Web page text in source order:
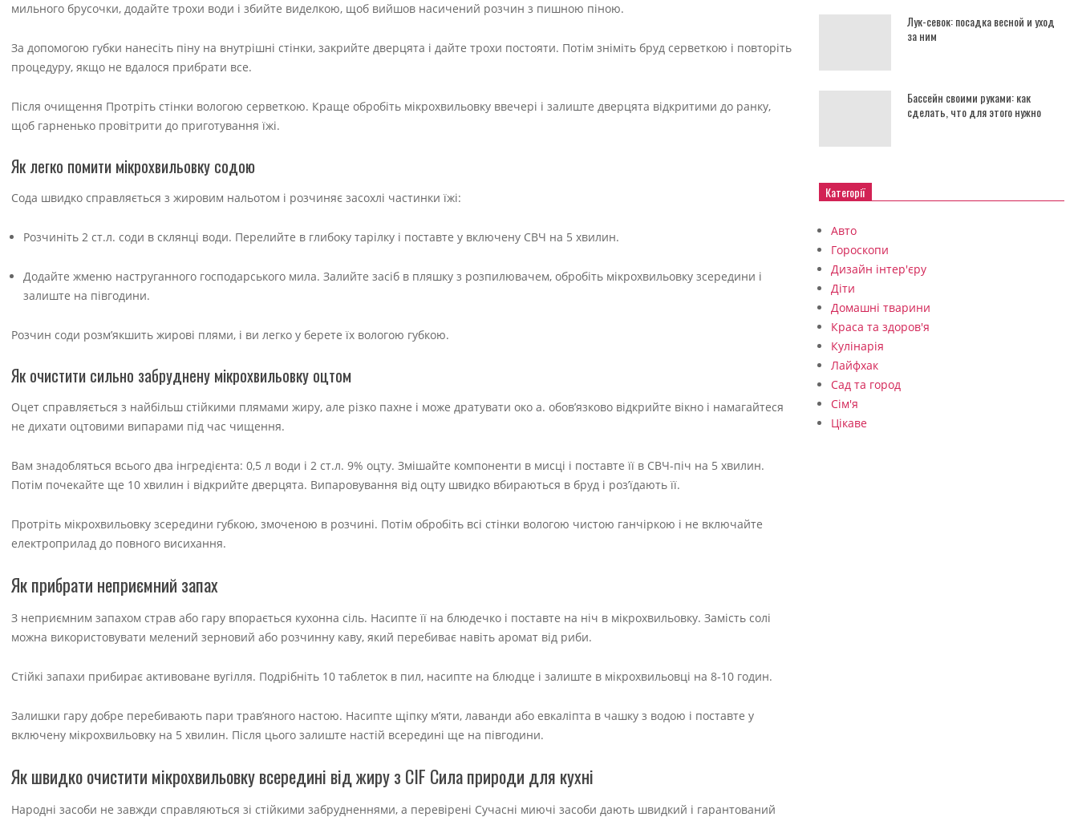
мильного брусочки, додайте трохи води і збийте виделкою, щоб вийшов насичений розчин з пишною піною.
За допомогою губки нанесіть піну на внутрішні стінки, закрийте дверцята і дайте трохи постояти. Потім зніміть бруд серветкою і повторіть
процедуру, якщо не вдалося прибрати все.
Після очищення Протріть стінки вологою серветкою. Краще обробіть мікрохвильовку ввечері і залиште дверцята відкритими до ранку,
щоб гарненько провітрити до приготування їжі.
Як легко помити мікрохвильовку содою
Сода швидко справляється з жировим нальотом і розчиняє засохлі частинки їжі:
Розчиніть 2 ст.л. соди в склянці води. Перелийте в глибоку тарілку і поставте у включену СВЧ на 5 хвилин.
Додайте жменю наструганного господарського мила. Залийте засіб в пляшку з розпилювачем, обробіть мікрохвильовку зсередини і
залиште на півгодини.
Розчин соди розм’якшить жирові плями, і ви легко у берете їх вологою губкою.
Як очистити сильно забруднену мікрохвильовку оцтом
Оцет справляється з найбільш стійкими плямами жиру, але різко пахне і може дратувати око а. обов’язково відкрийте вікно і намагайтеся
не дихати оцтовими випарами під час чищення.
Вам знадобляться всього два інгредієнта: 0,5 л води і 2 ст.л. 9% оцту. Змішайте компоненти в мисці і поставте її в СВЧ-піч на 5 хвилин.
Потім почекайте ще 10 хвилин і відкрийте дверцята. Випаровування від оцту швидко вбираються в бруд і роз’їдають її.
Протріть мікрохвильовку зсередини губкою, змоченою в розчині. Потім обробіть всі стінки вологою чистою ганчіркою і не включайте
електроприлад до повного висихання.
Як прибрати неприємний запах
З неприємним запахом страв або гару впорається кухонна сіль. Насипте її на блюдечко і поставте на ніч в мікрохвильовку. Замість солі
можна використовувати мелений зерновий або розчинну каву, який перебиває навіть аромат від риби.
Стійкі запахи прибирає активоване вугілля. Подрібніть 10 таблеток в пил, насипте на блюдце і залиште в мікрохвильовці на 8-10 годин.
Залишки гару добре перебивають пари трав’яного настою. Насипте щіпку м’яти, лаванди або евкаліпта в чашку з водою і поставте у
включену мікрохвильовку на 5 хвилин. Після цього залиште настій всередині ще на півгодини.
Як швидко очистити мікрохвильовку всередині від жиру з CIF Сила природи для кухні
Народні засоби не завжди справляються зі стійкими забрудненнями, а перевірені Сучасні миючі засоби дають швидкий і гарантований
Лук-севок: посадка весной и уход
за ним
Бассейн своими руками: как
сделать, что для этого нужно
Категорії
Авто
Гороскопи
Дизайн інтер'єру
Діти
Домашні тварини
Краса та здоров'я
Кулінарія
Лайфхак
Сад та город
Сім'я
Цікаве